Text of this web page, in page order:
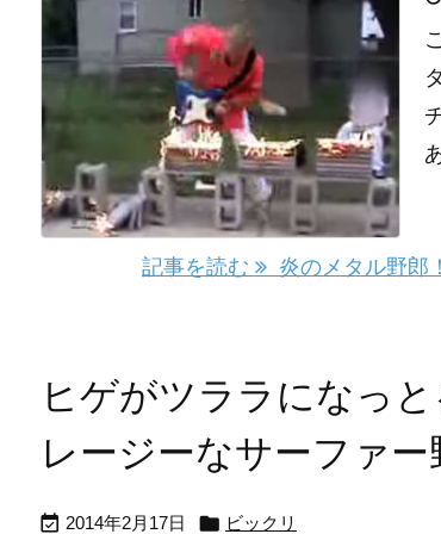
記事を読む 炎のメタル野郎
ヒゲがツララになっ
レージーなサーファー
 2014年2月17日  ビックリ